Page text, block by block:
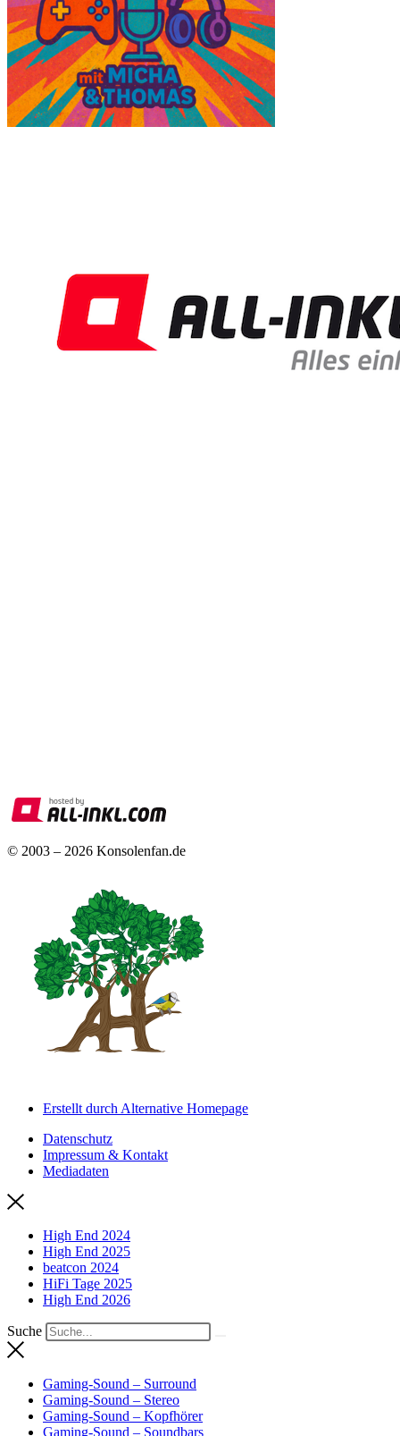
© 2003 – 2026 Konsolenfan.de
Erstellt durch Alternative Homepage
Datenschutz
Impressum & Kontakt
Mediadaten
High End 2024
High End 2025
beatcon 2024
HiFi Tage 2025
High End 2026
Suche
Gaming-Sound – Surround
Gaming-Sound – Stereo
Gaming-Sound – Kopfhörer
Gaming-Sound – Soundbars